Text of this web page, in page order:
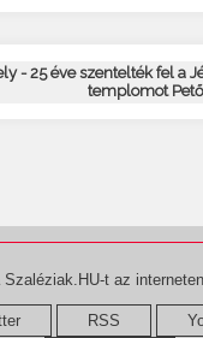
- 25 éve szentelték fel a
templomot
Szaléziak.HU-t az
RSS